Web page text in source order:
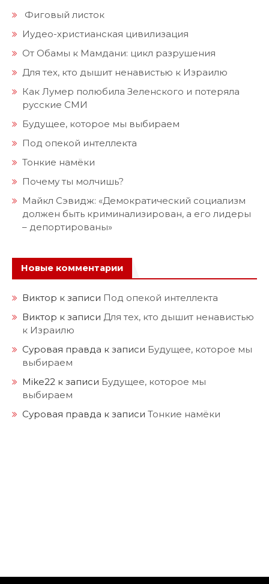
Фиговый листок
Иудео-христианская цивилизация
От Обамы к Мамдани: цикл разрушения
Для тех, кто дышит ненавистью к Израилю
Как Лумер полюбила Зеленского и потеряла
русские СМИ
Будущее, которое мы выбираем
Под опекой интеллекта
Тонкие намёки
Почему ты молчишь?
Майкл Сэвидж: «Демократический социализм
должен быть криминализирован, а его лидеры
– депортированы»
Новые комментарии
Виктор к записи Под опекой интеллекта
Виктор к записи Для тех, кто дышит ненавистью
к Израилю
Суровая правда к записи Будущее, которое мы
выбираем
Mike22 к записи Будущее, которое мы
выбираем
Суровая правда к записи Тонкие намёки